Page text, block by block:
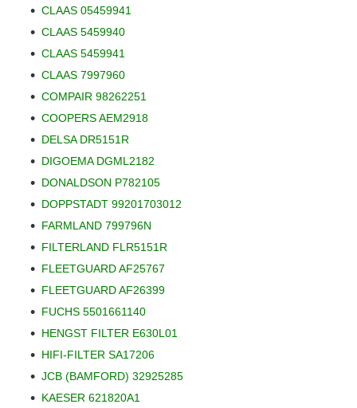
CLAAS 05459941
CLAAS 5459940
CLAAS 5459941
CLAAS 7997960
COMPAIR 98262251
COOPERS AEM2918
DELSA DR5151R
DIGOEMA DGML2182
DONALDSON P782105
DOPPSTADT 99201703012
FARMLAND 799796N
FILTERLAND FLR5151R
FLEETGUARD AF25767
FLEETGUARD AF26399
FUCHS 5501661140
HENGST FILTER E630L01
HIFI-FILTER SA17206
JCB (BAMFORD) 32925285
KAESER 621820A1